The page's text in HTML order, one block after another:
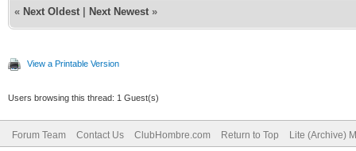
« Next Oldest Next Newest »
View a Printable Version
Users browsing this thread: 1 Guest(s)
Forum Team Contact Us ClubHombre.com Return to Top Lite (Archive)